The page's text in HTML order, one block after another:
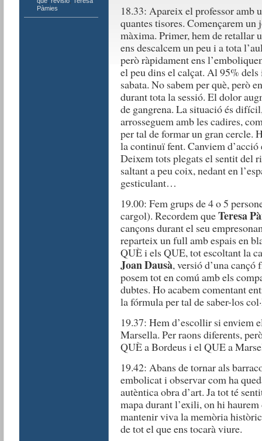
Pàmies
18.33: Apareix el professor amb
quantes tisores. Començarem un
màxima. Primer, hem de retallar
ens descalcem un peu i a tota
però ràpidament ens
el peu dins el calçat. Al 95% dels
sabata. No sabem per què, però
durant tota la sessió. El dolor
de gangrena. La situació és
arrosseguem amb les cadires,
per tal de formar un gran cercle.
la continuï fent. Canviem
Deixem tots plegats el sentit del
saltant a peu coix, nedant en
gesticulant…
19.00: Fem grups de 4 o 5
cargol). Recordem queTeresa
cançons durant el seu
reparteix un full amb espais en
QUÈ i els QUE, tot escoltant la
Joan Dausà, versió d’una cançó
posem tot en comú amb els
dubtes. Ho acabem comentant
la fórmula per tal de saber-los
19.37: Hem d’escollir si enviem
Marsella. Per raons diferents,
QUÈ a Bordeus i el QUE a
19.42: Abans de tornar als
embolicat i observar com ha
autèntica obra d’art. Ja tot té
mapa durant l’exili, on hi
mantenir viva la memòria
de tot el que ens tocarà viure.